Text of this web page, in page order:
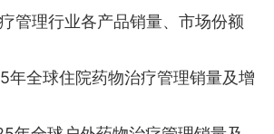
管理行业各产品销量、市场份额
年全球住院药物治疗管理销量及增